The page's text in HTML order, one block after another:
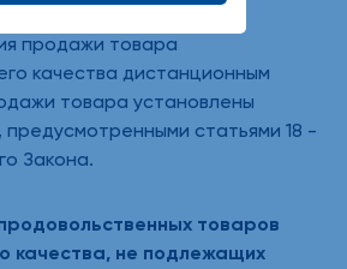
требования.
продажи товара
качества дистанционным
товара установлены
предусмотренными статьями 18 -
Закона.
товаров
качества, не подлежащих